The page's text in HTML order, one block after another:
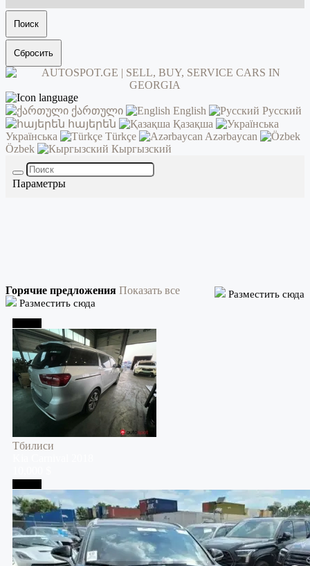
Поиск
Сбросить
ქართული English
Русский
հայերեն
Қазақша
Українська
Türkçe
Azərbaycan
Özbek
Кыргызский
Параметры
Горячие предложения Показать все
Разместить сюда
Разместить сюда
Тбилиси